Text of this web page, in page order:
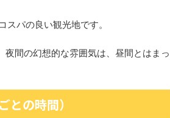
パの良い観光地です。
間の幻想的な雰囲気は、昼間とはまっ
の時間）